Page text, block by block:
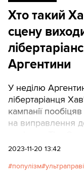
Хто такий
сцену
Аргентини
У неділю
лібертаріанця
кампанії
на виправлення
Аргентина, що
інфляції. ТЕКСТИ
2023-11-20 13:42
популізм ультраправі